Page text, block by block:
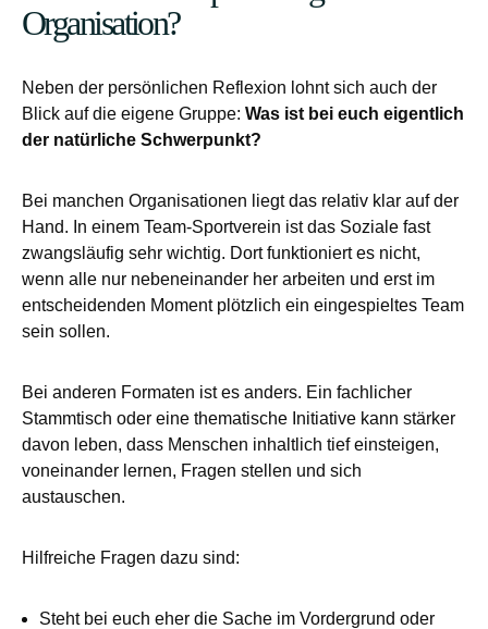
Organisation?
Neben der persönlichen Reflexion lohnt sich auch der
Blick auf die eigene Gruppe: Was ist bei euch eigentlich
der natürliche Schwerpunkt?
Bei manchen Organisationen liegt das relativ klar auf der
Hand. In einem Team-Sportverein ist das Soziale fast
zwangsläufig sehr wichtig. Dort funktioniert es nicht,
wenn alle nur nebeneinander her arbeiten und erst im
entscheidenden Moment plötzlich ein eingespieltes Team
sein sollen.
Bei anderen Formaten ist es anders. Ein fachlicher
Stammtisch oder eine thematische Initiative kann stärker
davon leben, dass Menschen inhaltlich tief einsteigen,
voneinander lernen, Fragen stellen und sich
austauschen.
Hilfreiche Fragen dazu sind:
Steht bei euch eher die Sache im Vordergrund oder